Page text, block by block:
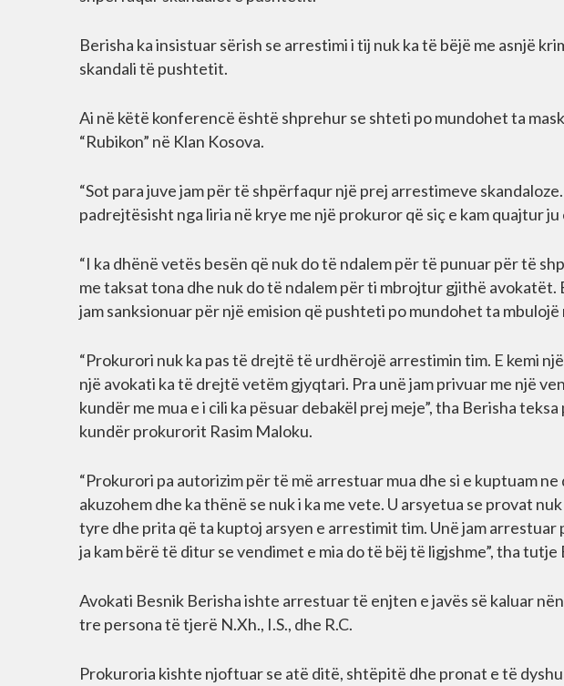
Berisha ka insistuar sërish se arrestimi i tij nuk ka të bëjë me asnjë
skandali të pushtetit.
Ai në këtë konferencë është shprehur se shteti po mundohet ta
“Rubikon” në Klan Kosova.
“Sot para juve jam për të shpërfaqur një prej arrestimeve
padrejtësisht nga liria në krye me një prokuror që siç e kam quajtur ju
“I ka dhënë vetës besën që nuk do të ndalem për të punuar për të
me taksat tona dhe nuk do të ndalem për ti mbrojtur gjithë avokatët.
jam sanksionuar për një emision që pushteti po mundohet ta mbulojë
“Prokurori nuk ka pas të drejtë të urdhërojë arrestimin tim. E kemi
një avokati ka të drejtë vetëm gjyqtari. Pra unë jam privuar me një
kundër me mua e i cili ka pësuar debakël prej meje”, tha Berisha
kundër prokurorit Rasim Maloku.
“Prokurori pa autorizim për të më arrestuar mua dhe si e kuptuam
akuzohem dhe ka thënë se nuk i ka me vete. U arsyetua se provat
tyre dhe prita që ta kuptoj arsyen e arrestimit tim. Unë jam arrestuar
ja kam bërë të ditur se vendimet e mia do të bëj të ligjshme”, tha tutje
Avokati Besnik Berisha ishte arrestuar të enjten e javës së kaluar
tre persona të tjerë N.Xh., I.S., dhe R.C.
Prokuroria kishte njoftuar se atë ditë, shtëpitë dhe pronat e të